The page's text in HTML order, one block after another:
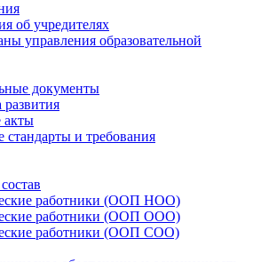
об учредителях
управления образовательной
документы
акты
стандарты и требования
работники (ООП НОО)
работники (ООП ООО)
работники (ООП СОО)